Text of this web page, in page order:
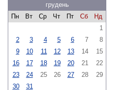
грудень
Пн
Вт Ср Чт Пт Сб
Нд
1
2
3 4 5 6 7
8
9
10 11 12 13 14
15
16
17 18 19 20 21
22
23
24 25 26 27 28
29
30
31